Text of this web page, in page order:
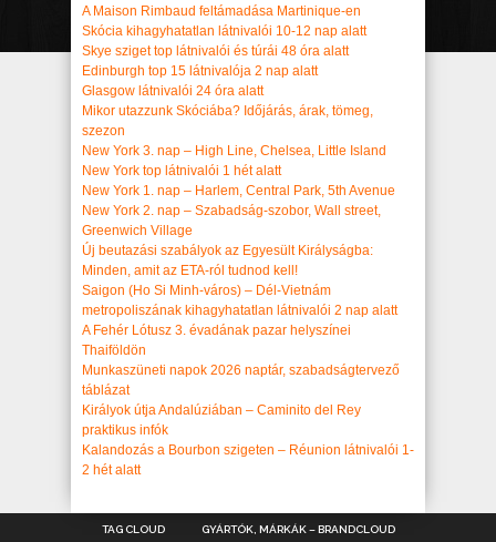
A Maison Rimbaud feltámadása Martinique-en
Skócia kihagyhatatlan látnivalói 10-12 nap alatt
Skye sziget top látnivalói és túrái 48 óra alatt
Edinburgh top 15 látnivalója 2 nap alatt
Glasgow látnivalói 24 óra alatt
Mikor utazzunk Skóciába? Időjárás, árak, tömeg,
szezon
New York 3. nap – High Line, Chelsea, Little Island
New York top látnivalói 1 hét alatt
New York 1. nap – Harlem, Central Park, 5th Avenue
New York 2. nap – Szabadság-szobor, Wall street,
Greenwich Village
Új beutazási szabályok az Egyesült Királyságba:
Minden, amit az ETA-ról tudnod kell!
Saigon (Ho Si Minh-város) – Dél-Vietnám
metropoliszának kihagyhatatlan látnivalói 2 nap alatt
A Fehér Lótusz 3. évadának pazar helyszínei
Thaiföldön
Munkaszüneti napok 2026 naptár, szabadságtervező
táblázat
Királyok útja Andalúziában – Caminito del Rey
praktikus infók
Kalandozás a Bourbon szigeten – Réunion látnivalói 1-
2 hét alatt
TAG CLOUD GYÁRTÓK, MÁRKÁK – BRANDCLOUD